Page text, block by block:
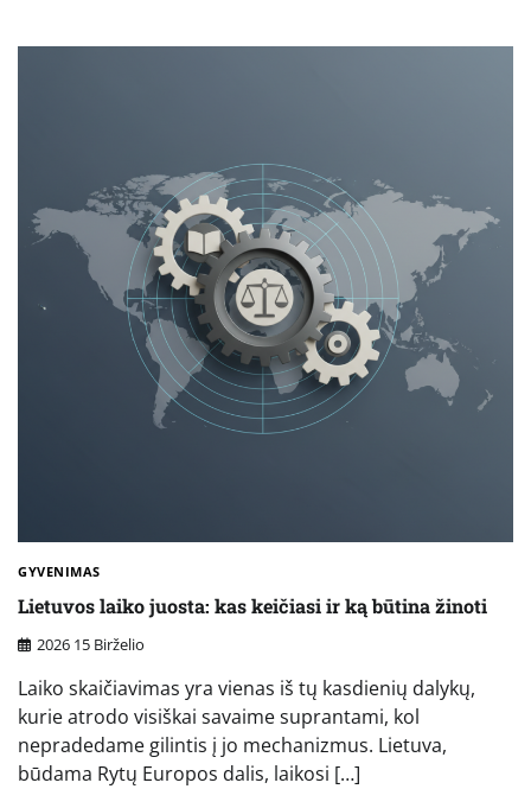
GYVENIMAS
Lietuvos laiko juosta: kas keičiasi ir ką būtina žinoti
2026 15 Birželio
Laiko skaičiavimas yra vienas iš tų kasdienių dalykų,
kurie atrodo visiškai savaime suprantami, kol
nepradedame gilintis į jo mechanizmus. Lietuva,
būdama Rytų Europos dalis, laikosi […]